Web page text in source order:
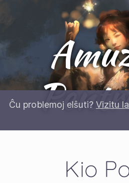
Ĉu problemoj elŝuti? Vizitu
Kio